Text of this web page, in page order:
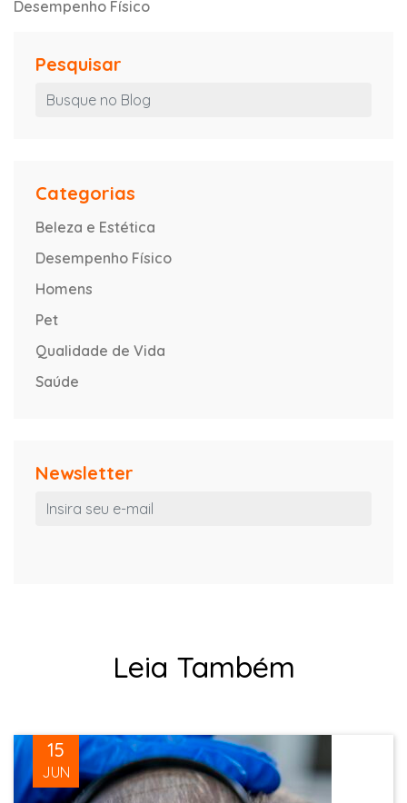
Desempenho Físico
Pesquisar
Categorias
Beleza e Estética
Desempenho Físico
Homens
Pet
Qualidade de Vida
Saúde
Newsletter
Leia Também
15
JUN